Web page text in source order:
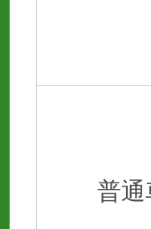
普通